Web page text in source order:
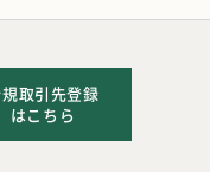
取引先登録
はこちら